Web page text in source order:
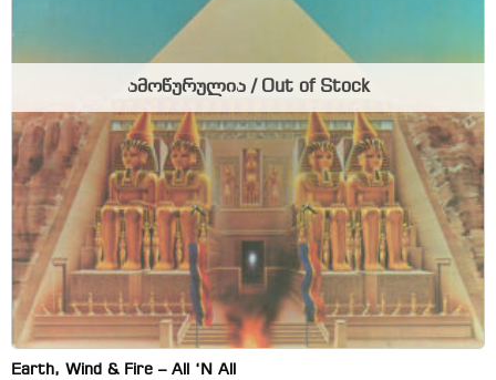
Earth, Wind & Fire – All ‘N All
ამოწურულია / Out of Stock